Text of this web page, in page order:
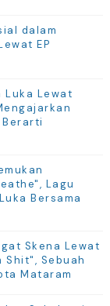
dalam
EP
Luka Lewat
Berarti
Lagu
Bersama
Skena Lewat
Shit", Sebuah
Mataram